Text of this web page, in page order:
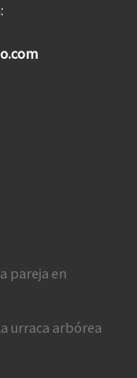
pareja en
urraca arbórea